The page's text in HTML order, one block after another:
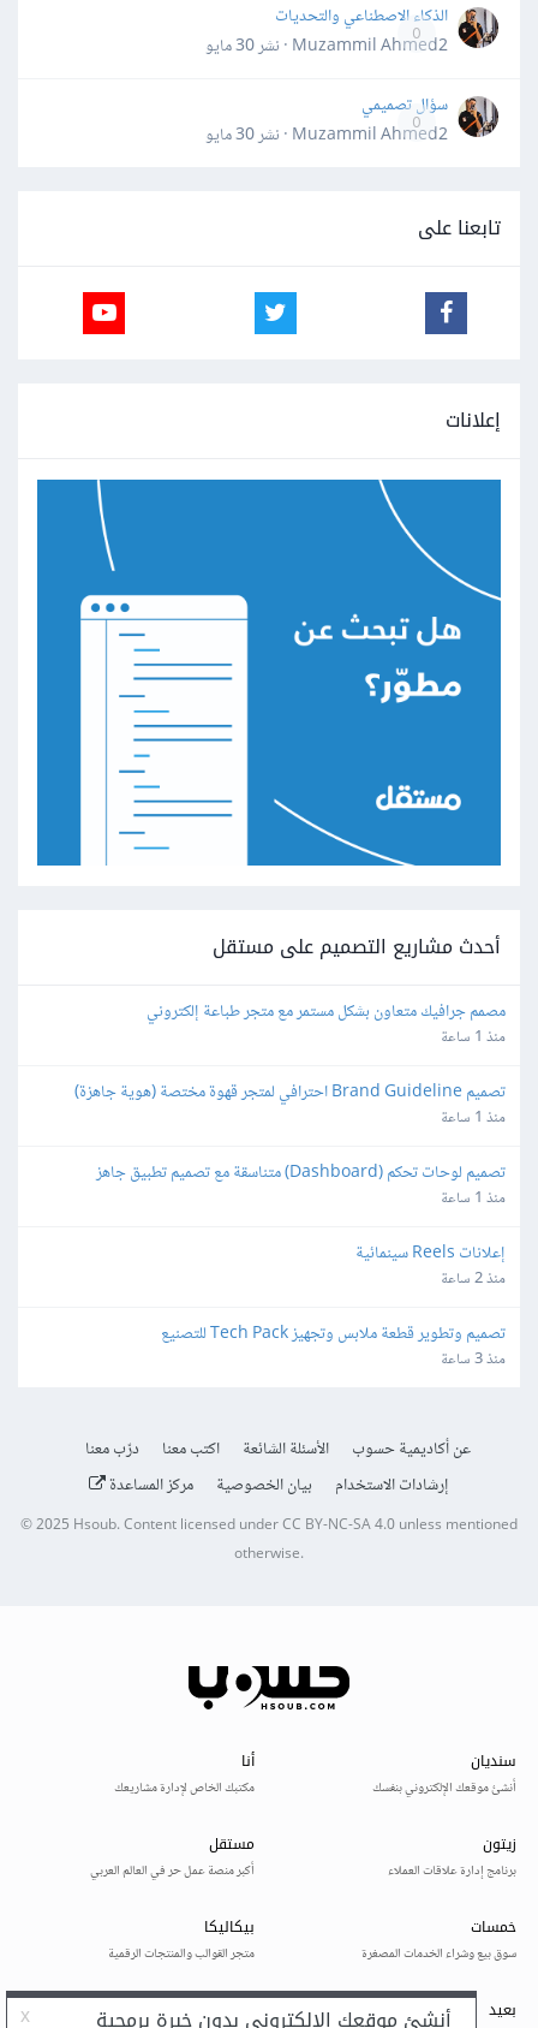
0
الذكاء الاصطناعي والتحديات
Muzammil Ahmed2 · نشر
30 مايو
0
سؤال تصميمي
Muzammil Ahmed2 · نشر
30 مايو
تابعنا على
إعلانات
أحدث مشاريع التصميم على مستقل
مصمم جرافيك متعاون بشكل مستمر مع متجر طباعة إلكتروني
منذ 1 ساعة
تصميم Brand Guideline احترافي لمتجر قهوة مختصة (هوية جاهزة)
منذ 1 ساعة
تصميم لوحات تحكم (Dashboard) متناسقة مع تصميم تطبيق جاهز
منذ 1 ساعة
إعلانات Reels سينمائية
منذ 2 ساعة
تصميم وتطوير قطعة ملابس وتجهيز Tech Pack للتصنيع
منذ 3 ساعة
عن أكاديمية حسوب الأسئلة الشائعة اكتب معنا
درّب معنا
إرشادات الاستخدام
بيان الخصوصية مركز المساعدة
© 2025 Hsoub.Content licensed underCC BY-NC-SA 4.0unless mentioned
otherwise.